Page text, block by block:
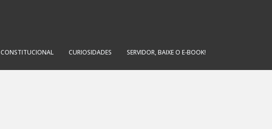
CONSTITUCIONAL CURIOSIDADES SERVIDOR, BAIXE O E-BOOK!